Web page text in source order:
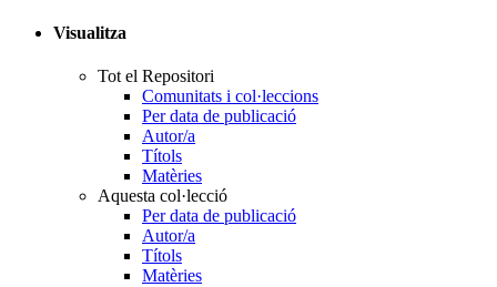
Visualitza
Tot el Repositori
Comunitats i col·leccions
Per data de publicació
Autor/a
Títols
Matèries
Aquesta col·lecció
Per data de publicació
Autor/a
Títols
Matèries